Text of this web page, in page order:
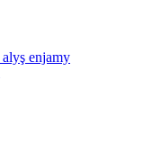
enjamy